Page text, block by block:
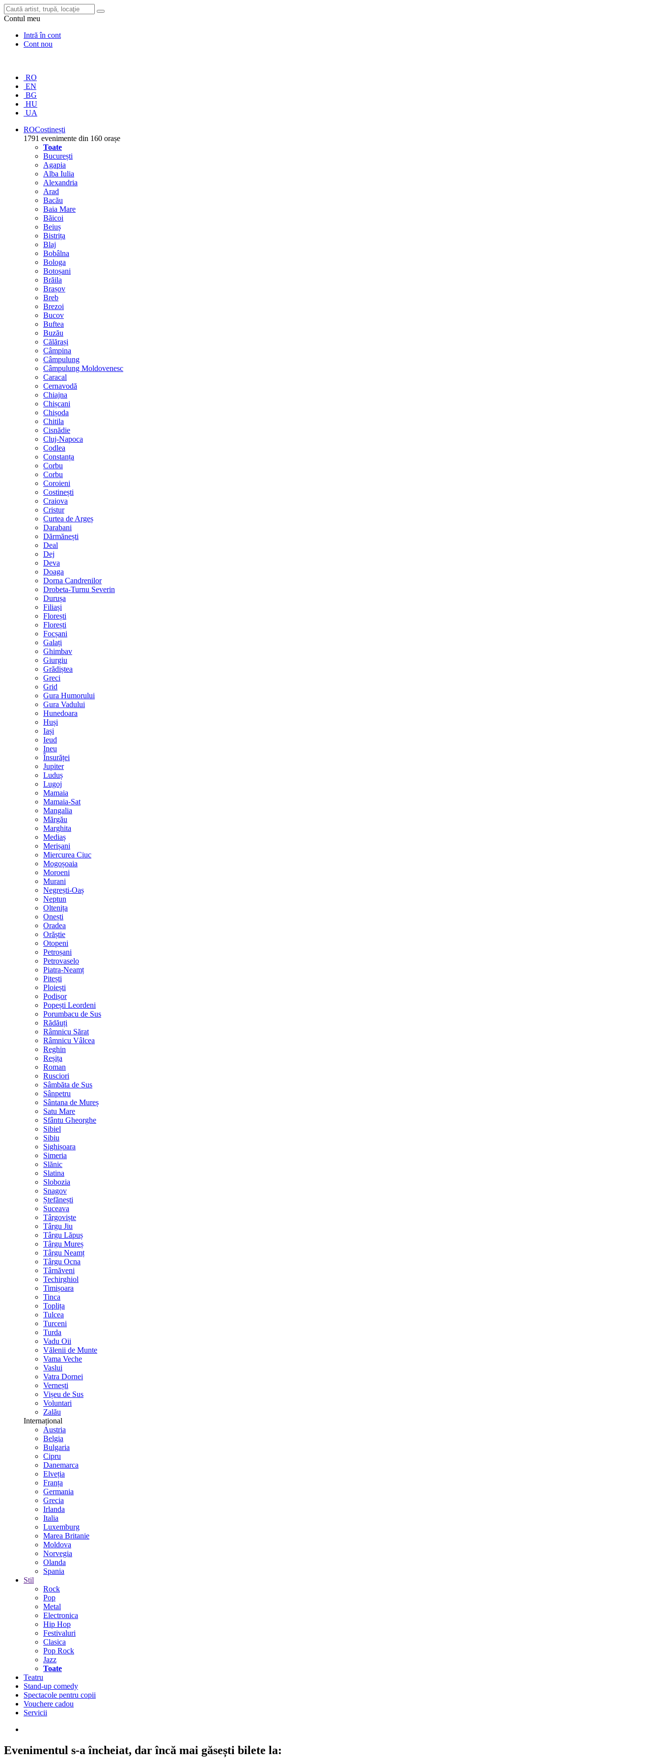
Contul meu
Intră în cont
Cont nou
RO
EN
BG
HU
UA
ROCostinești
1791 evenimente din 160 orașe
Toate
București
Agapia
Alba Iulia
Alexandria
Arad
Bacău
Baia Mare
Băicoi
Beiuș
Bistrița
Blaj
Bobâlna
Bologa
Botoșani
Brăila
Brașov
Breb
Brezoi
Bucov
Buftea
Buzău
Călărași
Câmpina
Câmpulung
Câmpulung Moldovenesc
Caracal
Cernavodă
Chiajna
Chișcani
Chișoda
Chitila
Cisnădie
Cluj-Napoca
Codlea
Constanța
Corbu
Corbu
Coroieni
Costinești
Craiova
Cristur
Curtea de Argeș
Darabani
Dărmănești
Deal
Dej
Deva
Doaga
Dorna Candrenilor
Drobeta-Turnu Severin
Durușa
Filiași
Florești
Florești
Focșani
Galați
Ghimbav
Giurgiu
Grădiștea
Greci
Grid
Gura Humorului
Gura Vadului
Hunedoara
Huși
Iași
Ieud
Ineu
Însurăței
Jupiter
Luduș
Lugoj
Mamaia
Mamaia-Sat
Mangalia
Mărgău
Marghita
Mediaș
Merișani
Miercurea Ciuc
Mogoșoaia
Moroeni
Murani
Negrești-Oaș
Neptun
Oltenița
Onești
Oradea
Orăștie
Otopeni
Petroșani
Petrovaselo
Piatra-Neamț
Pitești
Ploiești
Podișor
Popești Leordeni
Porumbacu de Sus
Rădăuți
Râmnicu Sărat
Râmnicu Vâlcea
Reghin
Reșița
Roman
Rusciori
Sâmbăta de Sus
Sânpetru
Sântana de Mureș
Satu Mare
Sfântu Gheorghe
Sibiel
Sibiu
Sighișoara
Simeria
Slănic
Slatina
Slobozia
Snagov
Ștefănești
Suceava
Târgoviște
Târgu Jiu
Târgu Lăpuș
Târgu Mureș
Târgu Neamț
Târgu Ocna
Târnăveni
Techirghiol
Timișoara
Tinca
Toplița
Tulcea
Turceni
Turda
Vadu Oii
Vălenii de Munte
Vama Veche
Vaslui
Vatra Dornei
Vernești
Vișeu de Sus
Voluntari
Zalău
Internațional
Austria
Belgia
Bulgaria
Cipru
Danemarca
Elveția
Franța
Germania
Grecia
Irlanda
Italia
Luxemburg
Marea Britanie
Moldova
Norvegia
Olanda
Spania
Stil
Rock
Pop
Metal
Electronica
Hip Hop
Festivaluri
Clasica
Pop Rock
Jazz
Toate
Teatru
Stand-up comedy
Spectacole pentru copii
Vouchere cadou
Servicii
Evenimentul s-a încheiat, dar încă mai găsești bilete la: